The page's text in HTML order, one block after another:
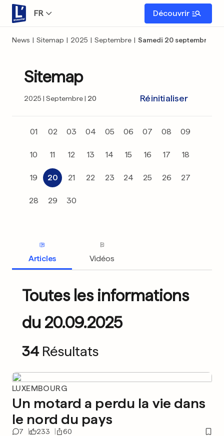
FR Découvrir
News | Sitemap | 2025 | Septembre | Samedi 20 septembre
Sitemap
2025 Septembre 20 Réinitialiser
01 02 03 04 05 06 07 08 09
10 11 12 13 14 15 16 17 18
19 20 21 22 23 24 25 26 27
28 29 30
Articles Vidéos
Toutes les informations
du 20.09.2025
34 Résultats
LUXEMBOURG
Un motard a perdu la vie dans
le nord du pays
7 233 60